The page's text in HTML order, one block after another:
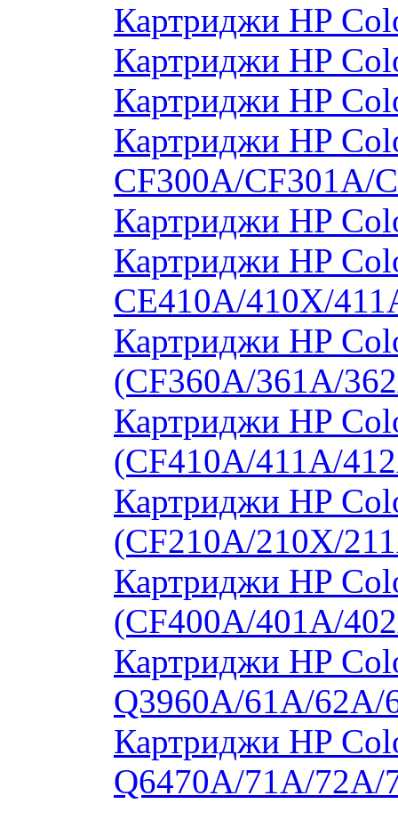
Картриджи HP
Картриджи HP
Картриджи HP
Картриджи HP
CF300A/CF301A/
Картриджи HP
Картриджи HP
CE410A/410X/
Картриджи HP
(CF360A/361A/
Картриджи HP
(CF410A/411A/
Картриджи HP
(CF210A/210X/
Картриджи HP
(CF400A/401A/
Картриджи HP
Q3960A/61A/
Картриджи HP
Q6470A/71A/